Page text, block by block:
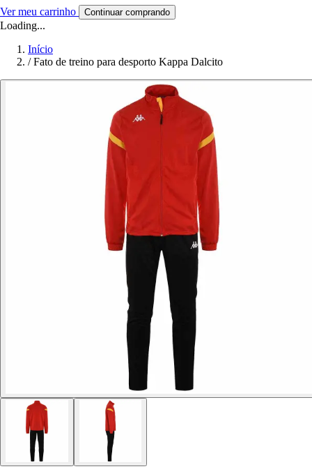
Ver meu carrinho Continuar comprando
Loading...
Início
/ Fato de treino para desporto Kappa Dalcito